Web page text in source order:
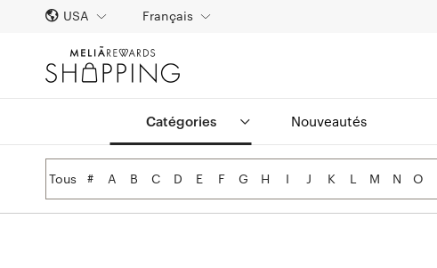
USA Français
Catégories Nouveautés
Tous # A B C D E F G H I J K L M N O